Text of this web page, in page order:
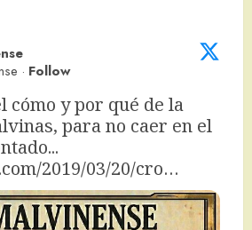
· Follow
cómo y por qué de la
para no caer en el
2019/03/20/cro…